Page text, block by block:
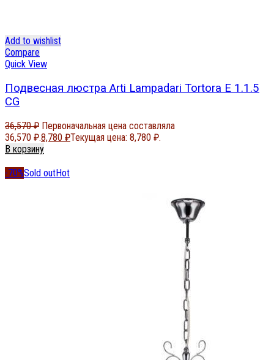
Add to wishlist
Compare
Quick View
Подвесная люстра Arti Lampadari Tortora E 1.1.5
CG
36,570₽ Первоначальная цена составляла
36,570 ₽.8,780 ₽Текущая цена: 8,780 ₽.
В корзину
-70%Sold outHot